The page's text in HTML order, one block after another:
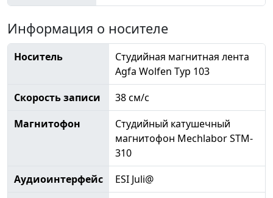
Информация о носителе
Носитель
Студийная магнитная лента
Agfa Wolfen Typ 103
Скорость записи
38 см/с
Магнитофон
Студийный катушечный
магнитофон Mechlabor STM-
310
Аудиоинтерфейс
ESI Juli@